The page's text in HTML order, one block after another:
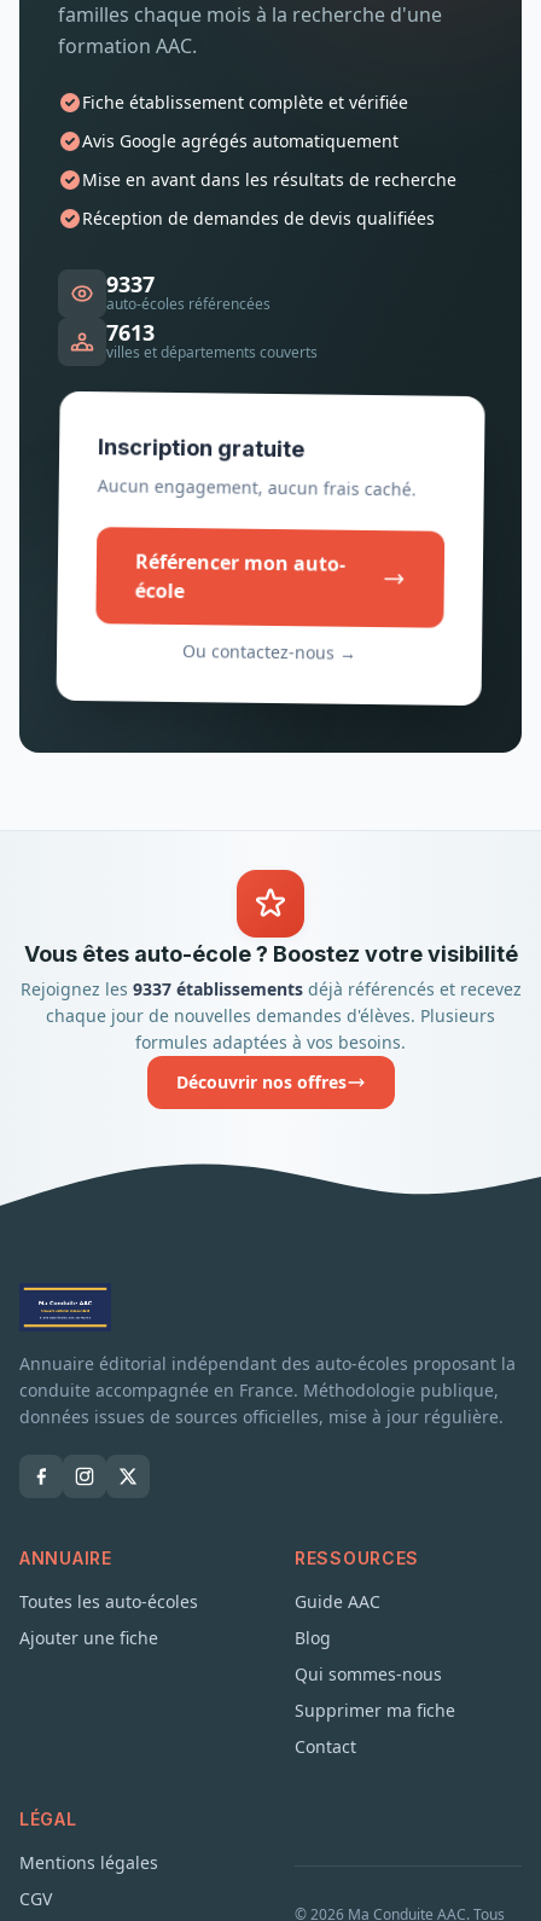
familles chaque mois à la recherche d'une
formation AAC.
Fiche établissement complète et vérifiée
Avis Google agrégés automatiquement
Mise en avant dans les résultats de recherche
Réception de demandes de devis qualifiées
9337
auto-écoles référencées
7613
villes et départements couverts
Inscription gratuite
Aucun engagement, aucun frais caché.
Référencer mon auto-
école
Ou contactez-nous →
Vous êtes auto-école ? Boostez votre visibilité
Rejoignez les 9337 établissementsdéjà référencés et recevez
chaque jour de nouvelles demandes d'élèves. Plusieurs
formules adaptées à vos besoins.
Découvrir nos offres
Annuaire éditorial indépendant des auto-écoles proposant la
conduite accompagnée en France. Méthodologie publique,
données issues de sources officielles, mise à jour régulière.
ANNUAIRE
Toutes les auto-écoles
Ajouter une fiche
RESSOURCES
Guide AAC
Blog
Qui sommes-nous
Supprimer ma fiche
Contact
LÉGAL
Mentions légales
CGV
© 2026 Ma Conduite AAC. Tous